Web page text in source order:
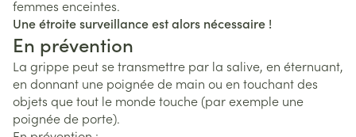
femmes enceintes.
Une étroite surveillance est alors nécessaire !
En prévention
La grippe peut se transmettre par la salive, en éternuant,
en donnant une poignée de main ou en touchant des
objets que tout le monde touche (par exemple une
poignée de porte).